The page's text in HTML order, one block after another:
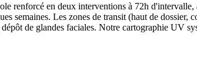
renforcé en deux interventions à 72h
semaines. Les zones de transit (haut de dossier,
de glandes faciales. Notre cartographie UV